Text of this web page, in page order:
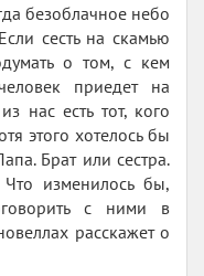
безоблачное небо
сесть на скамью
о том, с кем
приедет на
нас есть тот, кого
этого хотелось бы
Брат или сестра.
изменилось бы,
с ними в
расскажет о